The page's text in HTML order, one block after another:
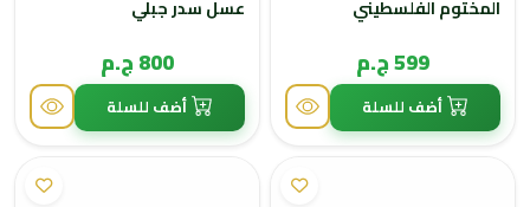
المختوم الفلسطيني
599 ج.م
أضف للسلة
عسل سدر جبلي
800 ج.م
أضف للسلة